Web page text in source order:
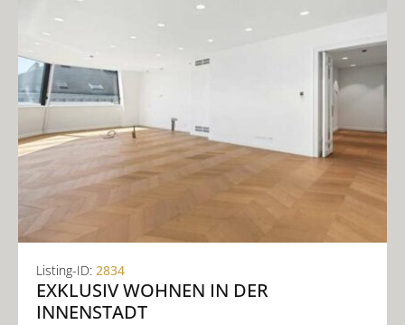
Listing-ID: 2834
EXKLUSIV WOHNEN IN DER
INNENSTADT